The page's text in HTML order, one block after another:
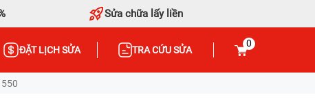
Sửa chữa lấy liền
ĐẶT LỊCH SỬA TRA CỨU SỬA
0